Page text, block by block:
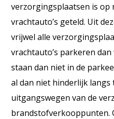
verzorgingsplaatsen is op
vrachtauto’s geteld. Uit
vrijwel alle
vrachtauto’s parkeren dan
staan dan niet in de
al dan niet hinderlijk
uitgangswegen van de
brandstofverkooppunten.